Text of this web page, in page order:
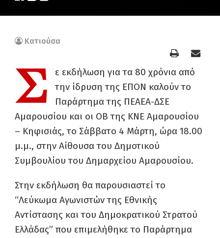
Κατιούσα
Σ
ε εκδήλωση για τα 80 χρόνια από
την ίδρυση της ΕΠΟΝ καλούν το
Παράρτημα της ΠΕΑΕΑ-ΔΣΕ
Αμαρουσίου και οι ΟΒ της ΚΝΕ Αμαρουσίου
– Κηφισιάς, το Σάββατο 4 Μάρτη, ώρα 18.00
μ.μ., στην Αίθουσα του Δημοτικού
Συμβουλίου του Δημαρχείου Αμαρουσίου.
Στην εκδήλωση θα παρουσιαστεί το
“Λεύκωμα Αγωνιστών της Εθνικής
Αντίστασης και του Δημοκρατικού Στρατού
Ελλάδας” που επιμελήθηκε το Παράρτημα